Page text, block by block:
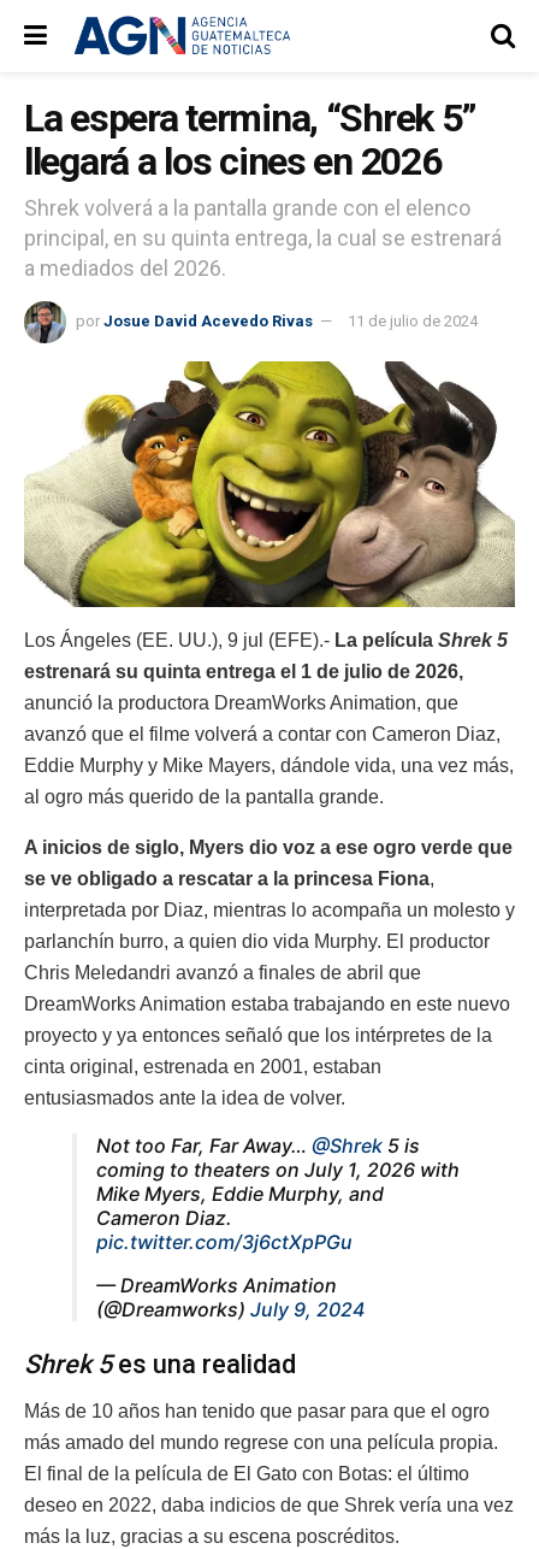
La espera termina, “Shrek 5”
llegará a los cines en 2026
Shrek volverá a la pantalla grande con el elenco
principal, en su quinta entrega, la cual se estrenará
a mediados del 2026.
por Josue David Acevedo Rivas 11 de julio de 2024
Los Ángeles (EE. UU.), 9 jul (EFE).- La película Shrek 5
estrenará su quinta entrega el 1 de julio de 2026,
anunció la productora DreamWorks Animation, que
avanzó que el filme volverá a contar con Cameron Diaz,
Eddie Murphy y Mike Mayers, dándole vida, una vez más,
al ogro más querido de la pantalla grande.
A inicios de siglo, Myers dio voz a ese ogro verde que
se ve obligado a rescatar a la princesa Fiona,
interpretada por Diaz, mientras lo acompaña un molesto y
parlanchín burro, a quien dio vida Murphy. El productor
Chris Meledandri avanzó a finales de abril que
DreamWorks Animation estaba trabajando en este nuevo
proyecto y ya entonces señaló que los intérpretes de la
cinta original, estrenada en 2001, estaban
entusiasmados ante la idea de volver.
Not too Far, Far Away… @Shrek 5 is
coming to theaters on July 1, 2026 with
Mike Myers, Eddie Murphy, and
Cameron Diaz.
pic.twitter.com/3j6ctXpPGu
— DreamWorks Animation
(@Dreamworks) July 9, 2024
Shrek 5es una realidad
Más de 10 años han tenido que pasar para que el ogro
más amado del mundo regrese con una película propia.
El final de la película de El Gato con Botas: el último
deseo en 2022, daba indicios de que Shrek vería una vez
más la luz, gracias a su escena poscréditos.